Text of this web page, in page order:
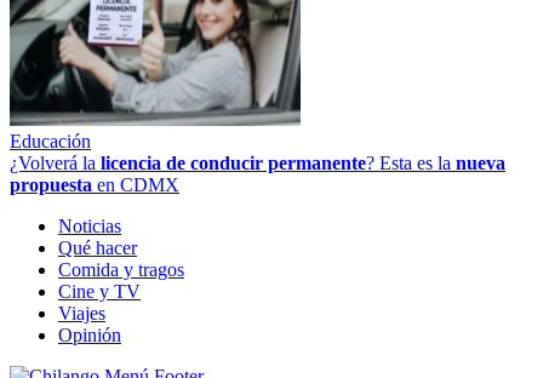
Educación
¿Volverá la licencia de conducir permanente? Esta es la nueva
propuesta en CDMX
Noticias
Qué hacer
Comida y tragos
Cine y TV
Viajes
Opinión